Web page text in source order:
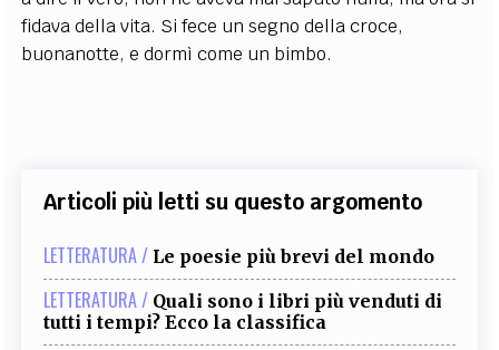
fidava della vita. Si fece un segno della croce,
buonanotte, e dormì come un bimbo.
Articoli più letti su questo argomento
LETTERATURA / Le poesie più brevi del mondo
LETTERATURA / Quali sono i libri più venduti di
tutti i tempi? Ecco la classifica